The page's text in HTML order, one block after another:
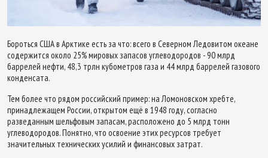
Бороться США в Арктике есть за что: всего в Северном Ледовитом океане
содержится около 25% мировых запасов углеводородов - 90 млрд
баррелей нефти, 48,3 трлн кубометров газа и 44 млрд баррелей газового
конденсата.
Тем более что рядом российский пример: на Ломоновском хребте,
принадлежащем России, открытом ещё в 1948 году, согласно
разведанным шельфовым запасам, расположено до 5 млрд тонн
углеводородов. Понятно, что освоение этих ресурсов требует
значительных технических усилий и финансовых затрат.